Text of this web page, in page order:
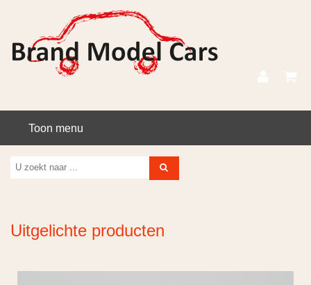
Toon menu
Uitgelichte producten